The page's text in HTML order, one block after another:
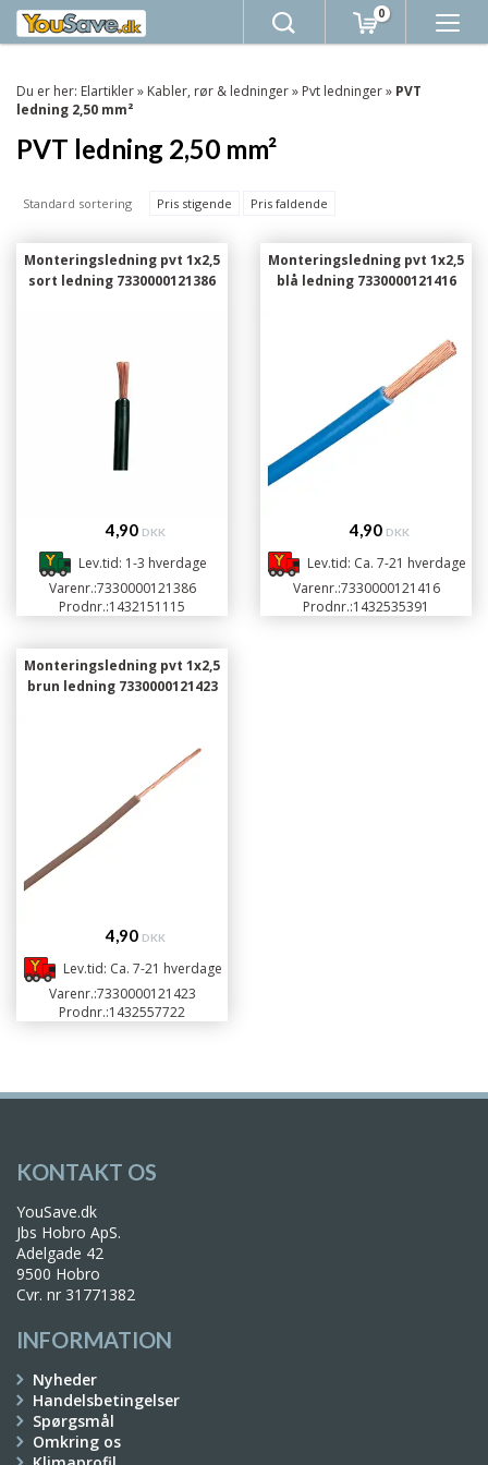
0
Du er her: Elartikler» Kabler, rør & ledninger» Pvt ledninger» PVT
ledning 2,50 mm²
PVT ledning 2,50 mm²
Standard sortering Pris stigende Pris faldende
Monteringsledning pvt 1x2,5
sort ledning 7330000121386
4,90 DKK
Lev.tid: 1-3 hverdage
Varenr.:7330000121386
Prodnr.:1432151115
Monteringsledning pvt 1x2,5
blå ledning 7330000121416
4,90 DKK
Lev.tid: Ca. 7-21 hverdage
Varenr.:7330000121416
Prodnr.:1432535391
Monteringsledning pvt 1x2,5
brun ledning 7330000121423
4,90 DKK
Lev.tid: Ca. 7-21 hverdage
Varenr.:7330000121423
Prodnr.:1432557722
KONTAKT OS
YouSave.dk
Jbs Hobro ApS.
Adelgade 42
9500 Hobro
Cvr. nr 31771382
INFORMATION
Nyheder
Handelsbetingelser
Spørgsmål
Omkring os